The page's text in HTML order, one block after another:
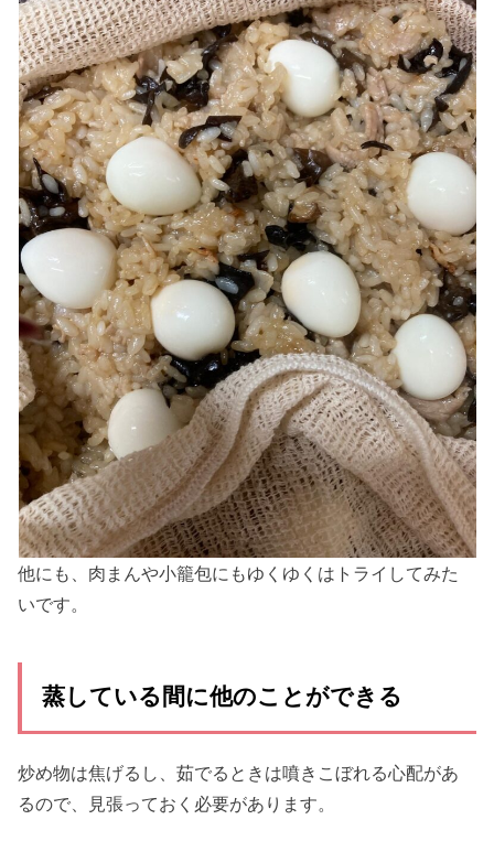
他にも、肉まんや小籠包にもゆくゆくはトライしてみた
いです。
蒸している間に他のことができる
炒め物は焦げるし、茹でるときは噴きこぼれる心配があ
るので、見張っておく必要があります。